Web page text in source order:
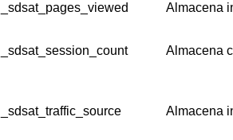
_sdsat_pages_viewed Almacena
_sdsat_session_count Almacena
_sdsat_traffic_source Almacena